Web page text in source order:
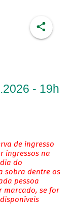
- 19h
de ingresso
ingressos na
do
sobra dentre os
pessoa
marcado, se for